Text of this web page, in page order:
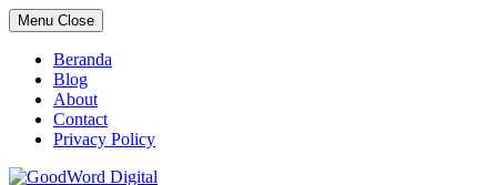
Skip
to
content
Menu Close
Beranda
Blog
About
Contact
Privacy Policy